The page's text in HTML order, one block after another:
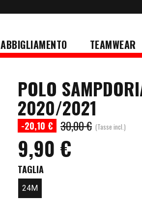
ABBIGLIAMENTO TEAMWEAR
POLO
2020/2021
-20,10 € 30,00 €
9,90 €
(Tasse incl.)
TAGLIA
24M